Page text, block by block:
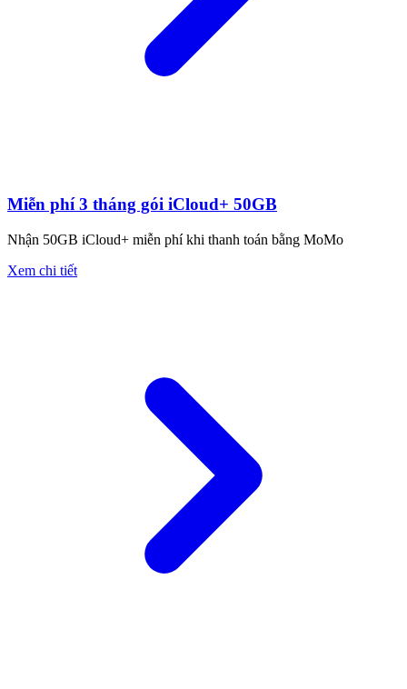
Miễn phí 3 tháng gói iCloud+ 50GB
Nhận 50GB iCloud+ miễn phí khi thanh toán bằng MoMo
Xem chi tiết